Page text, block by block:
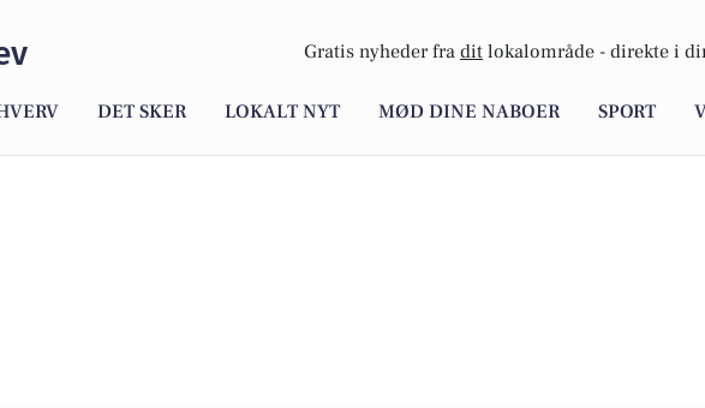
Gratis nyheder fra dit lokalområde - direkte i
DET SKER LOKALT NYT MØD DINE NABOER SPORT